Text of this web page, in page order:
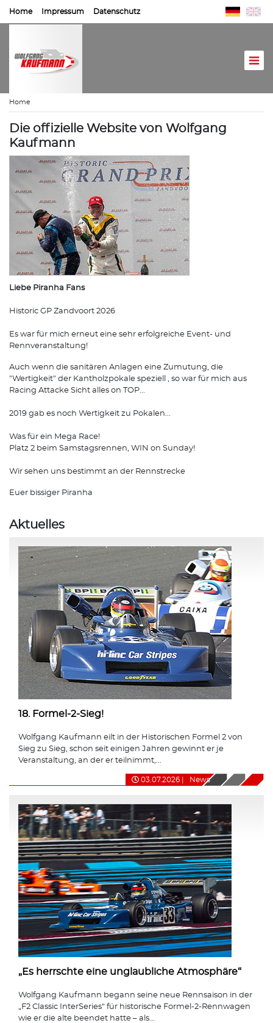
Home Impressum Datenschutz
Home
Die offizielle Website von Wolfgang
Kaufmann
Liebe Piranha Fans
Historic GP Zandvoort 2026
Es war für mich erneut eine sehr erfolgreiche Event- und
Rennveranstaltung!
Auch wenn die sanitären Anlagen eine Zumutung, die
"Wertigkeit" der Kantholzpokale speziell , so war für mich aus
Racing Attacke Sicht alles on TOP...
2019 gab es noch Wertigkeit zu Pokalen...
Was für ein Mega Race!
Platz 2 beim Samstagsrennen, WIN on Sunday!
Wir sehen uns bestimmt an der Rennstrecke
Euer bissiger Piranha
Aktuelles
18. Formel-2-Sieg!
Wolfgang Kaufmann eilt in der Historischen Formel 2 von
Sieg zu Sieg, schon seit einigen Jahren gewinnt er je
Veranstaltung, an der er teilnimmt,...
03.07.2026 News
„Es herrschte eine unglaubliche Atmosphäre“
Wolfgang Kaufmann begann seine neue Rennsaison in der
„F2 Classic InterSeries“ für historische Formel-2-Rennwagen
wie er die alte beendet hatte – als...